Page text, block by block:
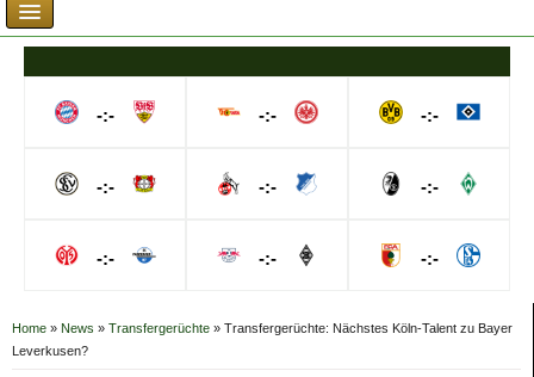
-:-
-:-
-:-
-:-
-:-
-:-
-:-
-:-
-:-
Home » News » Transfergerüchte » Transfergerüchte: Nächstes Köln-Talent zu Bayer
Leverkusen?